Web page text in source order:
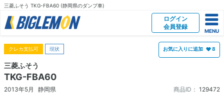
三菱ふそう TKG-FBA60 (静岡県のダンプ車)
ログイン
会員登録
クレカ支払可 現状 お気に入りに追加 8
三菱ふそう
TKG-FBA60
2013年5月 静岡県 商品ID： 129472